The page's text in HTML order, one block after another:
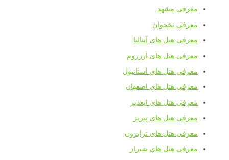
معرفی مشهد
معرفی نخجوان
معرفی هتل های آنتالیا
معرفی هتل های ارزروم
معرفی هتل های استانبول
معرفی هتل های اصفهان
معرفی هتل های ایغدیر
معرفی هتل های تبریز
معرفی هتل های ترابزون
معرفی هتل های شیراز